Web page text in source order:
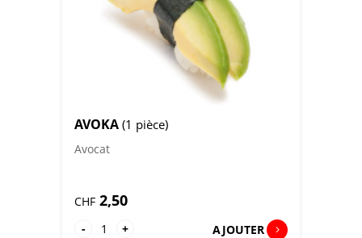
AVOKA (1 pièce)
Avocat
CHF 2,50
-
quantité
+ AJOUTER